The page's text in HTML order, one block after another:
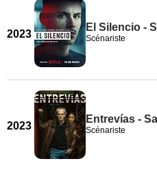
2023
El Silencio -
Scénariste
2023
Entrevías -
Scénariste